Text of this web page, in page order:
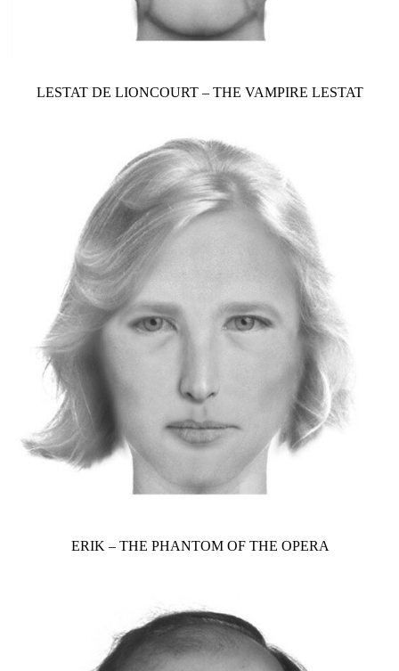
LESTAT DE LIONCOURT – THE VAMPIRE LESTAT
ERIK – THE PHANTOM OF THE OPERA